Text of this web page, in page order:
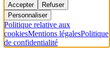
Accepter
Refuser
Personnaliser
Politique relative aux
cookiesMentions légalesPolitique
de confidentialité